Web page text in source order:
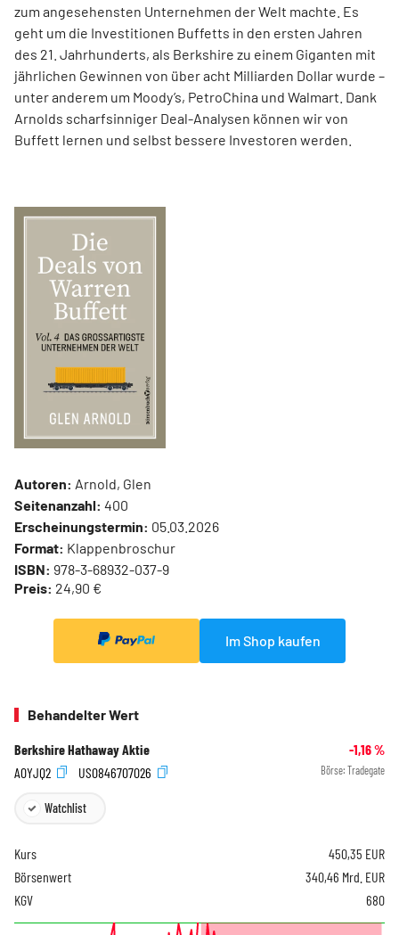
zum angesehensten Unternehmen der Welt machte. Es
geht um die Investitionen Buffetts in den ersten Jahren
des 21. Jahrhunderts, als Berkshire zu einem Giganten mit
jährlichen Gewinnen von über acht Milliarden Dollar wurde –
unter anderem um Moody’s, PetroChina und Walmart. Dank
Arnolds scharfsinniger Deal-Analysen können wir von
Buffett lernen und selbst bessere Investoren werden.
Autoren: Arnold, Glen
Seitenanzahl: 400
Erscheinungstermin: 05.03.2026
Format: Klappenbroschur
ISBN: 978-3-68932-037-9
Preis: 24,90 €
Im Shop kaufen
Behandelter Wert
Berkshire Hathaway Aktie -1,16%
A0YJQ2
US0846707026 Börse: Tradegate
Watchlist
Kurs 450,35 EUR
Börsenwert
340,46 Mrd. EUR
KGV
680